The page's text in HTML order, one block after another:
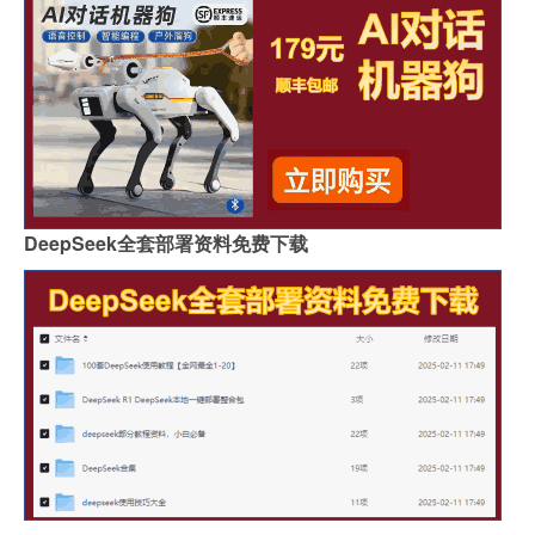
DeepSeek全套部署资料免费下载